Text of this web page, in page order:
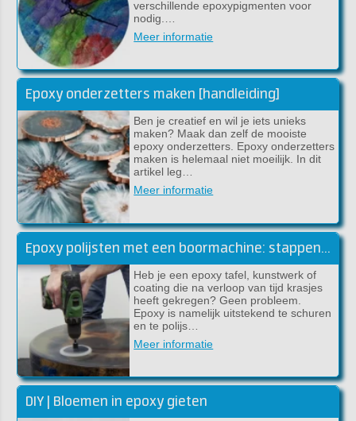
verschillende epoxypigmenten voor
nodig.…
Meer informatie
Epoxy onderzetters maken [handleiding]
Ben je creatief en wil je iets unieks
maken? Maak dan zelf de mooiste
epoxy onderzetters. Epoxy onderzetters
maken is helemaal niet moeilijk. In dit
artikel leg…
Meer informatie
Epoxy polijsten met een boormachine: stappenplan voor een perfect glanzend resultaat
Heb je een epoxy tafel, kunstwerk of
coating die na verloop van tijd krasjes
heeft gekregen? Geen probleem.
Epoxy is namelijk uitstekend te schuren
en te polijs…
Meer informatie
DIY | Bloemen in epoxy gieten